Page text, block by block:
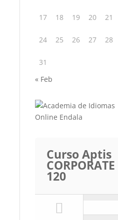
17 18 19 20 21
24 25 26 27 28
31
« Feb
Curso Aptis
CORPORATE
120